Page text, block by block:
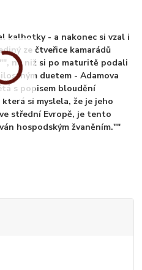
kalhotky - a nakonec si vzal i
ze čtveřice kamarádů
na niž si po maturitě podali
duetem - Adamova
s popisem bloudění
si myslela, že je jeho
střední Evropě, je tento
hospodským žvaněním.""